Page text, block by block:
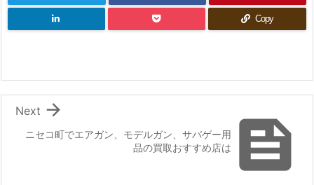
Copy

ニセコ町でエアガン、モデルガン、サバゲー用
品の買取おすすめ店は

Next